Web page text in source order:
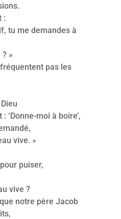
:
tu me demandes à
»
pas les
‘Donne-moi à boire’,
vive. »
puiser,
vive ?
notre père Jacob